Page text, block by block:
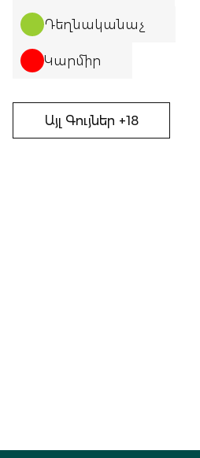
Դեղնականաչ
Կարմիր
Այլ Գույներ +18